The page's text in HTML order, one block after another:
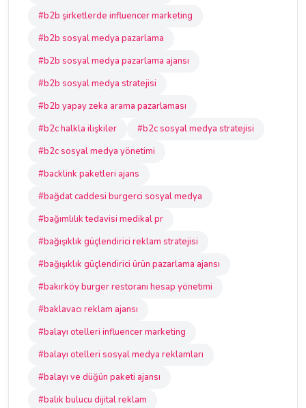
#b2b şirketlerde influencer marketing
#b2b sosyal medya pazarlama
#b2b sosyal medya pazarlama ajansı
#b2b sosyal medya stratejisi
#b2b yapay zeka arama pazarlaması
#b2c halkla ilişkiler
#b2c sosyal medya stratejisi
#b2c sosyal medya yönetimi
#backlink paketleri ajans
#bağdat caddesi burgerci sosyal medya
#bağımlılık tedavisi medikal pr
#bağışıklık güçlendirici reklam stratejisi
#bağışıklık güçlendirici ürün pazarlama ajansı
#bakırköy burger restoranı hesap yönetimi
#baklavacı reklam ajansı
#balayı otelleri influencer marketing
#balayı otelleri sosyal medya reklamları
#balayı ve düğün paketi ajansı
#balık bulucu dijital reklam